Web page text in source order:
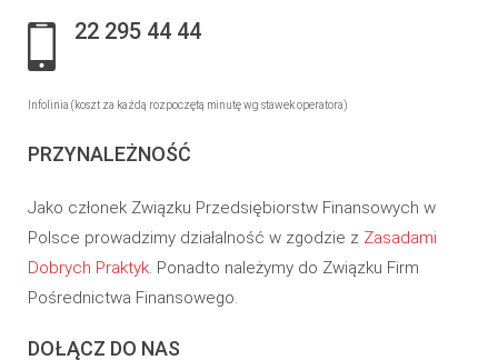
22 295 44 44
Infolinia (koszt za każdą rozpoczętą minutę wg stawek operatora)
PRZYNALEŻNOŚĆ
Jako członek Związku Przedsiębiorstw Finansowych w
Polsce prowadzimy działalność w zgodzie z Zasadami
Dobrych Praktyk. Ponadto należymy do Związku Firm
Pośrednictwa Finansowego.
DOŁĄCZ DO NAS